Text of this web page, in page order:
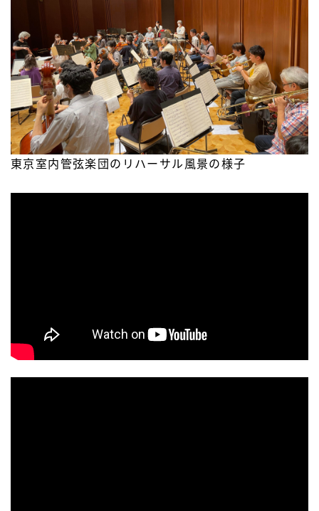
東京室内管弦楽団のリハーサル風景の様子